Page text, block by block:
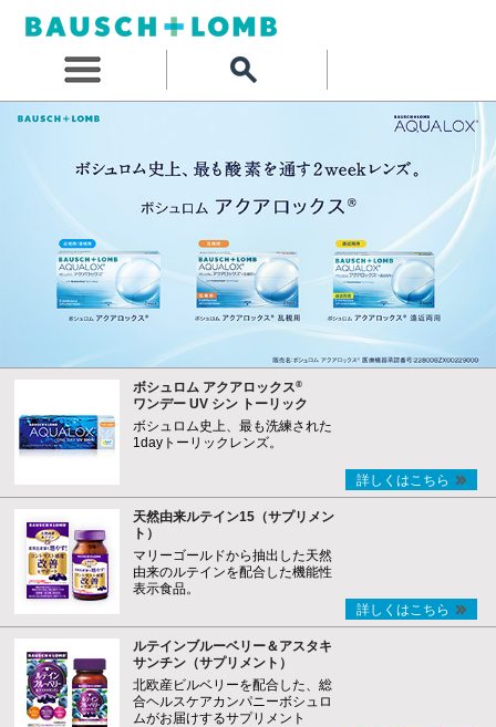
ボシュロム アクアロックス®
ワンデー UV シン トーリック
ボシュロム史上、最も洗練された
1dayトーリックレンズ。
詳しくはこちら
天然由来ルテイン15（サプリメン
ト）
マリーゴールドから抽出した天然
由来のルテインを配合した機能性
表示食品。
詳しくはこちら
ルテインブルーベリー＆アスタキ
サンチン（サプリメント）
北欧産ビルベリーを配合した、総
合ヘルスケアカンパニーボシュロ
ムがお届けするサプリメント